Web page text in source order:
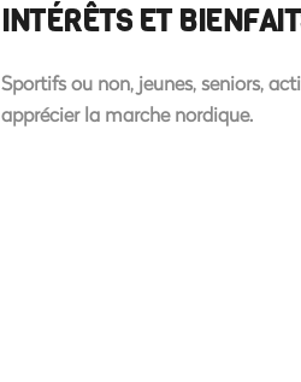
INTÉRÊTS ET
Sportifs ou non, jeunes, seniors,
apprécier la marche nordique.